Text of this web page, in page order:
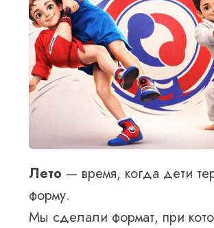
Лето — время, когда дети
форму.
Мы сделали формат, при